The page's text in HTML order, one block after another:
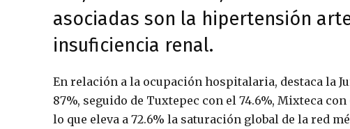
asociadas son la hipertensión
insuficiencia renal.
En relación a la ocupación hospitalaria, destaca la
87%, seguido de Tuxtepec con el 74.6%, Mixteca con
lo que eleva a 72.6% la saturación global de la red